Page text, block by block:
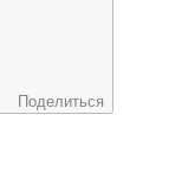
Поделиться